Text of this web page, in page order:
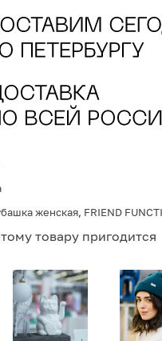
женская, FRIEND
товару пригодится